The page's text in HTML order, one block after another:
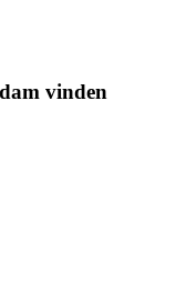
vinden